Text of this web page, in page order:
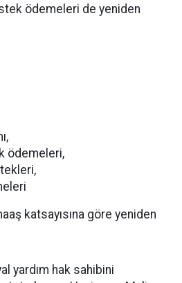
ödemeleri de yeniden
ödemeleri,
katsayısına göre yeniden
yardım hak sahibini